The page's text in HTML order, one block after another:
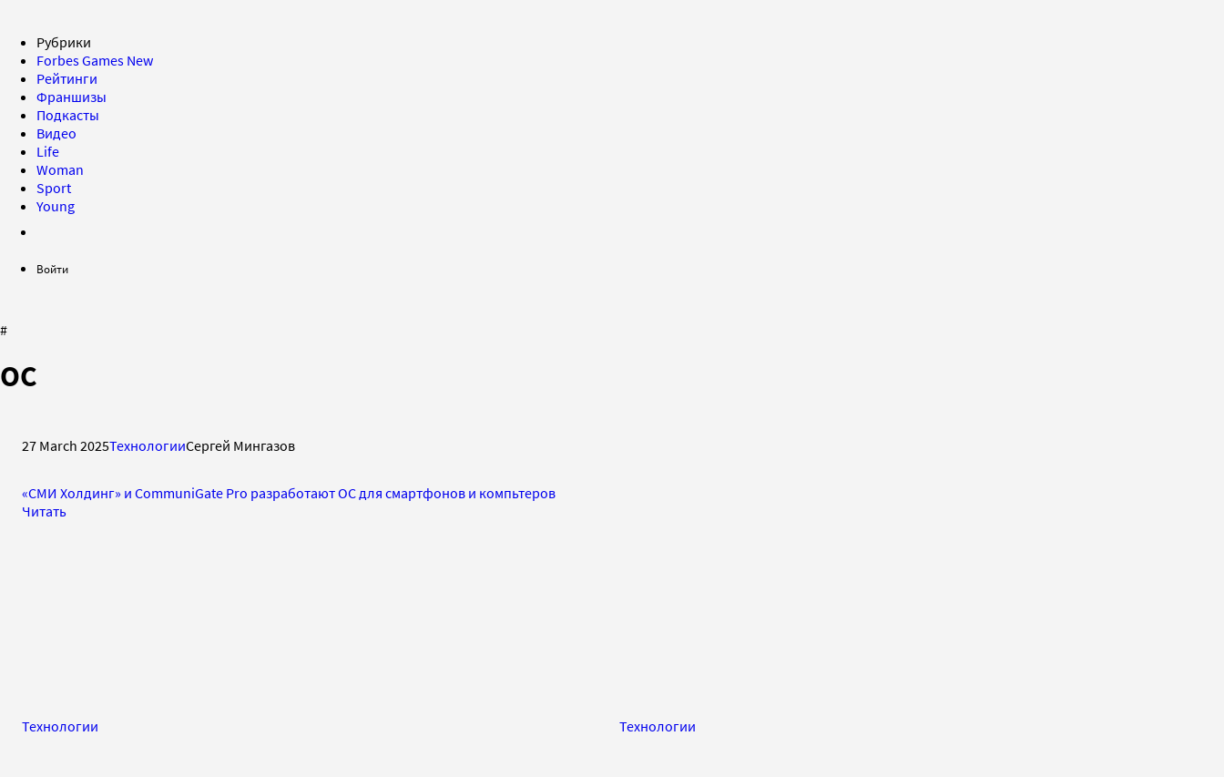
Рубрики
Forbes Games New
Рейтинги
Франшизы
Подкасты
Видео
Life
Woman
Sport
Young
Войти
#
ОС
27 March 2025ТехнологииСергей Мингазов
«СМИ Холдинг» и CommuniGate Pro разработают ОС для смартфонов и компьтеров
Читать
Технологии Технологии